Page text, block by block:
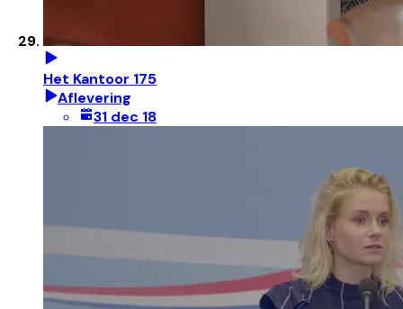
Het Kantoor 175
Aflevering
31 dec 18